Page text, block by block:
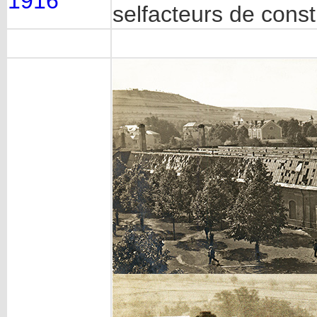
selfacteurs de